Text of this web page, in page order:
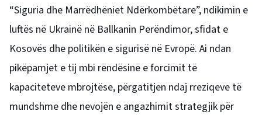
“Siguria dhe Marrëdhëniet Ndërkombëtare”, ndikimin e
luftës në Ukrainë në Ballkanin Perëndimor, sfidat e
Kosovës dhe politikën e sigurisë në Evropë. Ai ndan
pikëpamjet e tij mbi rëndësinë e forcimit të
kapaciteteve mbrojtëse, përgatitjen ndaj rreziqeve të
mundshme dhe nevojën e angazhimit strategjik për